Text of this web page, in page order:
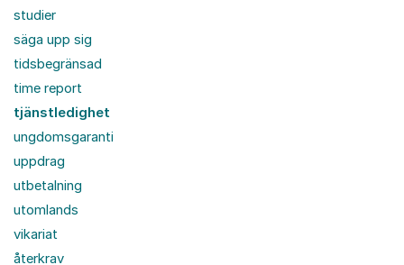
studier
säga upp sig
tidsbegränsad
time report
tjänstledighet
ungdomsgaranti
uppdrag
utbetalning
utomlands
vikariat
återkrav